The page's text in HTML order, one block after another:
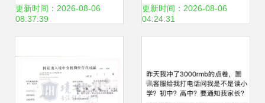
产品监管与因私出
解析超级干货
更新时间：2026-08-06
08:37:39
专业指南与实践
更新时间：2026-08-06
04:24:31